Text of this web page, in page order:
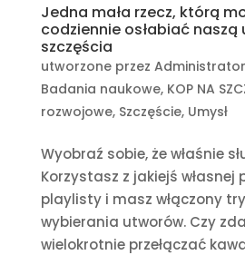
Jedna mała rzecz, którą
codziennie osłabiać
szczęścia
utworzone przez Administrator
Badania naukowe, KOP NA
rozwojowe, Szczęście, Umysł
Wyobraź sobie, że właśnie
Korzystasz z jakiejś własnej
playlisty i masz włączony
wybierania utworów. Czy
wielokrotnie przełączać